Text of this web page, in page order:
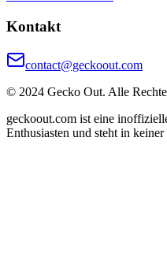
Kontakt
contact@geckoout.com
© 2024 Gecko Out. Alle
geckoout.com ist eine
Enthusiasten und steht in